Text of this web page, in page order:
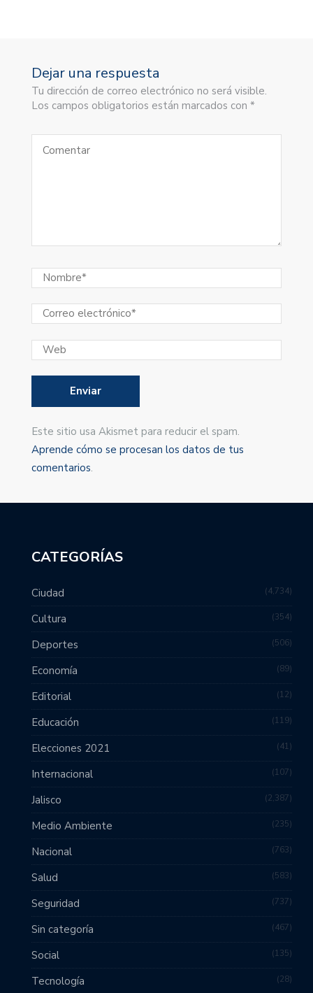
Dejar una respuesta
Tu dirección de correo electrónico no será visible.
Los campos obligatorios están marcados con *
Este sitio usa Akismet para reducir el spam.
Aprende cómo se procesan los datos de tus
comentarios.
CATEGORÍAS
Ciudad 4,734
Cultura 354
Deportes 506
Economía 89
Editorial 12
Educación 119
Elecciones 2021 41
Internacional 107
Jalisco 2,387
Medio Ambiente 235
Nacional 763
Salud 583
Seguridad 737
Sin categoría 467
Social 135
Tecnología 28